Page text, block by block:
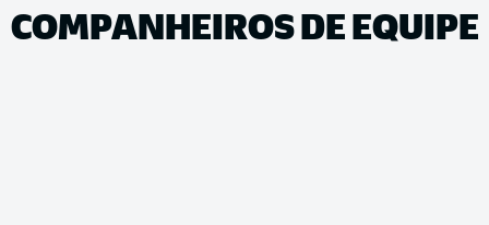
COMPANHEIROS DE EQUIPE